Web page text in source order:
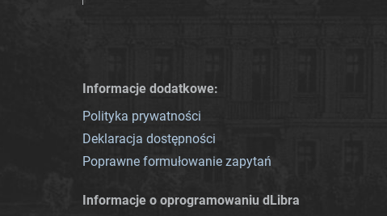
Informacje dodatkowe:
Polityka prywatności
Deklaracja dostępności
Poprawne formułowanie zapytań
Informacje o oprogramowaniu dLibra